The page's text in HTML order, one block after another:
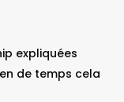
expliquées
de temps cela